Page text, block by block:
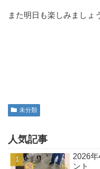
また明日も楽しみましょ
未分類
人気記事
2026
ント